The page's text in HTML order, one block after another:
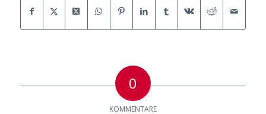
0
KOMMENTARE